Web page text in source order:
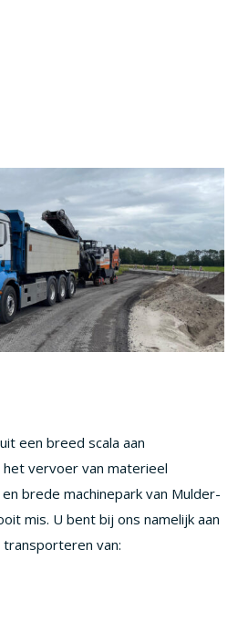
een breed scala aan
vervoer van materieel
brede machinepark van Mulder-
mis. U bent bij ons namelijk aan
van: